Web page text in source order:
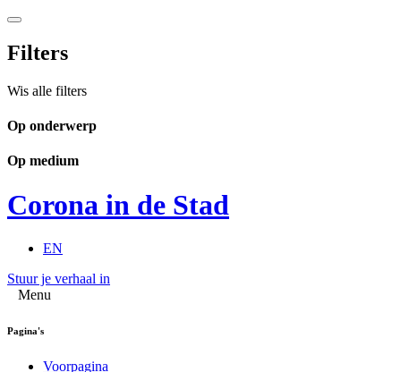
Filters
Wis alle filters
Op onderwerp
Op medium
Corona in de Stad
EN
Stuur je verhaal in
Menu
Pagina's
Voorpagina